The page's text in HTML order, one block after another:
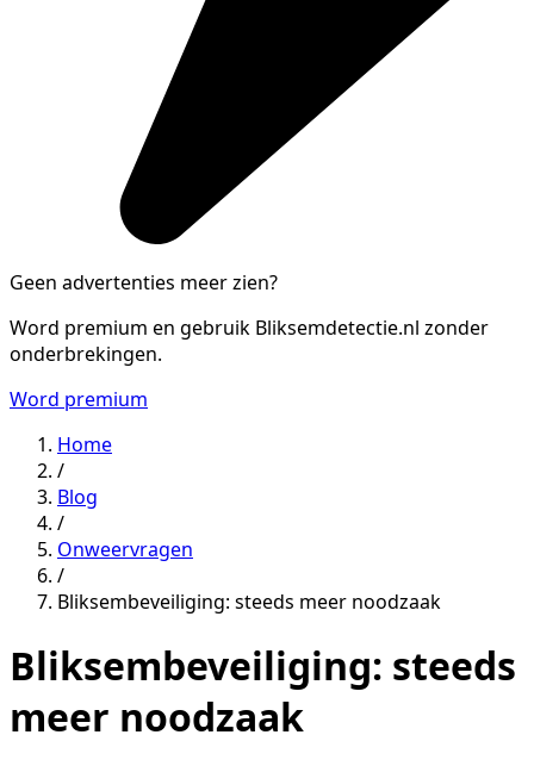
Geen advertenties meer zien?
Word premium en gebruik Bliksemdetectie.nl zonder
onderbrekingen.
Word premium
Home
/
Blog
/
Onweervragen
/
Bliksembeveiliging: steeds meer noodzaak
Bliksembeveiliging: steeds
meer noodzaak